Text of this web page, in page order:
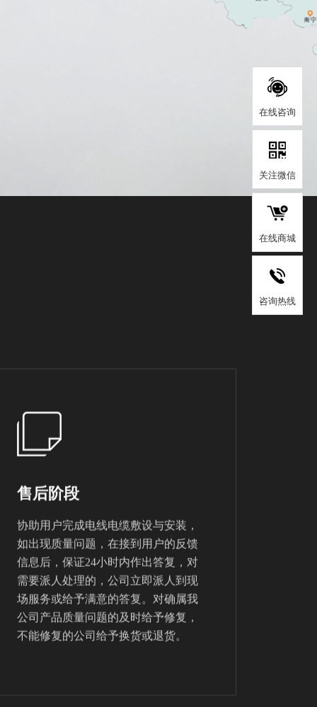
售后阶段
协助用户完成电线电缆敷设与安装，
如出现质量问题，在接到用户的反馈
信息后，保证24小时内作出答复，对
需要派人处理的，公司立即派人到现
场服务或给予满意的答复。对确属我
公司产品质量问题的及时给予修复，
不能修复的公司给予换货或退货。
在线咨询
关注微信
在线商城
咨询热线